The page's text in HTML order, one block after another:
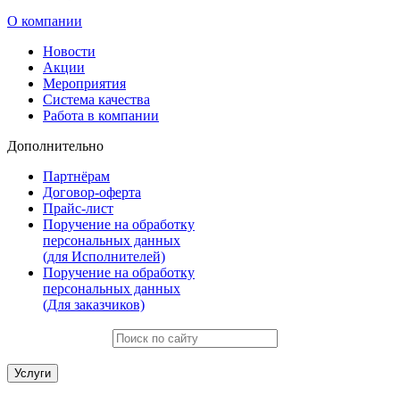
О компании
Новости
Акции
Мероприятия
Система качества
Работа в компании
Дополнительно
Партнёрам
Договор-оферта
Прайс-лист
Поручение на обработку
персональных данных
(для Исполнителей)
Поручение на обработку
персональных данных
(Для заказчиков)
Услуги